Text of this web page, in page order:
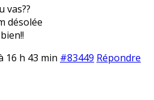
vas??
désolée
16 h 43 min #83449 Répondre